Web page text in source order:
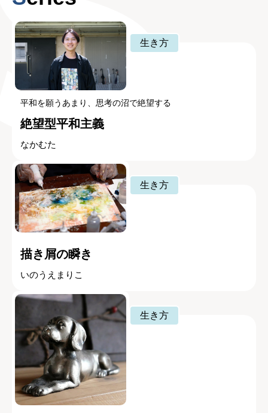
生き方
平和を願うあまり、思考の沼で絶望する
絶望型平和主義
なかむた
生き方
描き屑の瞬き
いのうえまりこ
生き方